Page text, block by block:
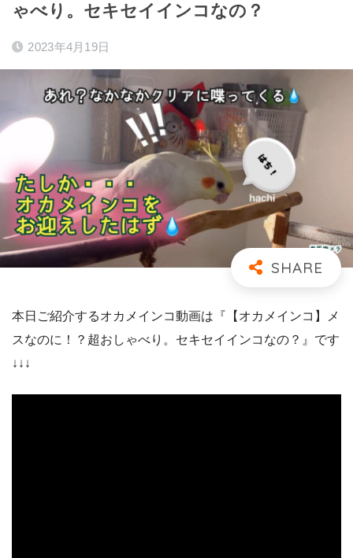
ゃべり。セキセイインコなの？
2023年4月19日
本日ご紹介するオカメインコ動画は『【オカメインコ】メ
スなのに！？超おしゃべり。セキセイインコなの？』です
↓↓↓